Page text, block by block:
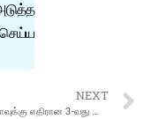
NEXT
ஆஸ்திரேலியாவுக்கு எதிரான 3-வது டெஸ்ட் போட்டியின் முதல் இன்னிங்சில் 109 ரன்களுக்கு இந்திய அணி ஆல்அவுட்